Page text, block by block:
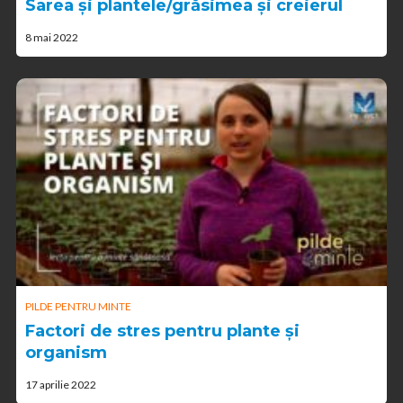
Sarea și plantele/grăsimea și creierul
8 mai 2022
PILDE PENTRU MINTE
Factori de stres pentru plante și
organism
17 aprilie 2022